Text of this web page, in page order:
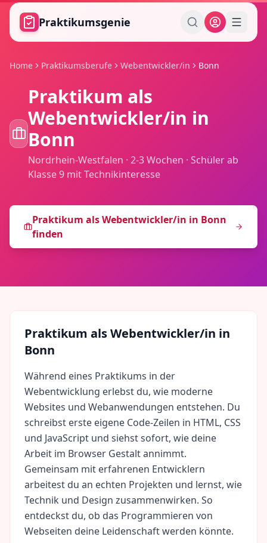
Zum Hauptinhalt springen
Praktikumsgenie
Home Praktikumsberufe Webentwickler/in Bonn
Praktikum als
Webentwickler/in in
Bonn
Nordrhein-Westfalen ·2-3 Wochen ·Schüler ab
Klasse 9 mit Technikinteresse
Praktikum alsWebentwickler/in in Bonn
finden
Praktikum alsWebentwickler/in in
Bonn
Während eines Praktikums in der
Webentwicklung erlebst du, wie moderne
Websites und Webanwendungen entstehen. Du
schreibst erste eigene Code-Zeilen in HTML, CSS
und JavaScript und siehst sofort, wie deine
Arbeit im Browser Gestalt annimmt.
Gemeinsam mit erfahrenen Entwicklern
arbeitest du an echten Projekten und lernst, wie
Technik und Design zusammenwirken. So
entdeckst du, ob das Programmieren von
Webseiten deine Leidenschaft werden könnte.